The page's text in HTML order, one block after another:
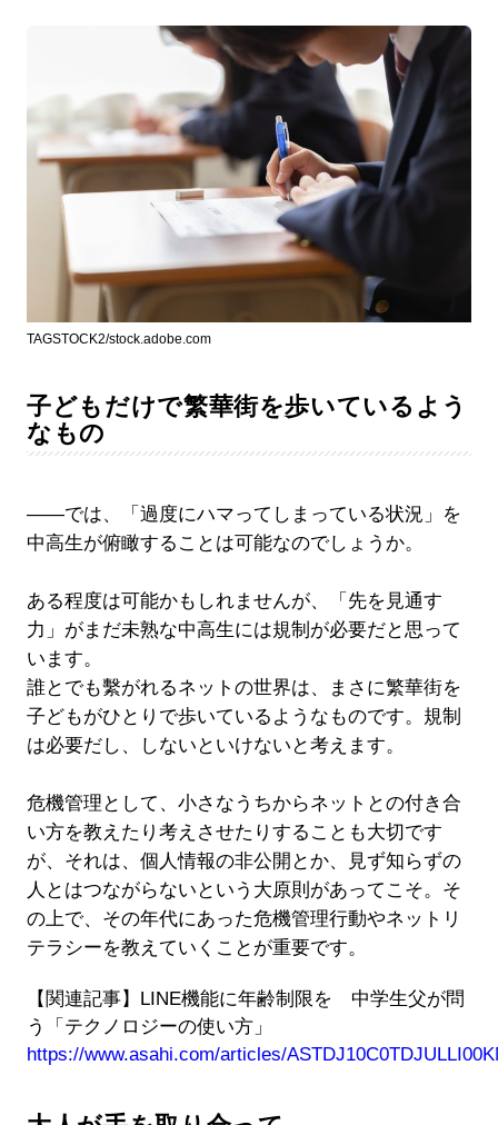
TAGSTOCK2/stock.adobe.com
子どもだけで繁華街を歩いているよう
なもの
――では、「過度にハマってしまっている状況」を
中高生が俯瞰することは可能なのでしょうか。
ある程度は可能かもしれませんが、「先を見通す
力」がまだ未熟な中高生には規制が必要だと思って
います。
誰とでも繫がれるネットの世界は、まさに繁華街を
子どもがひとりで歩いているようなものです。規制
は必要だし、しないといけないと考えます。
危機管理として、小さなうちからネットとの付き合
い方を教えたり考えさせたりすることも大切です
が、それは、個人情報の非公開とか、見ず知らずの
人とはつながらないという大原則があってこそ。そ
の上で、その年代にあった危機管理行動やネットリ
テラシーを教えていくことが重要です。
【関連記事】LINE機能に年齢制限を 中学生父が問
う「テクノロジーの使い方」
https://www.asahi.com/articles/